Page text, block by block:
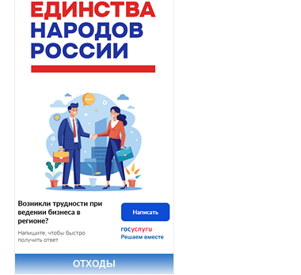
ОТХОДЫ